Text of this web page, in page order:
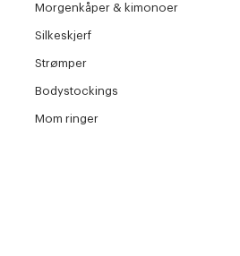
Morgenkåper & kimonoer
Silkeskjerf
Strømper
Bodystockings
Mom ringer